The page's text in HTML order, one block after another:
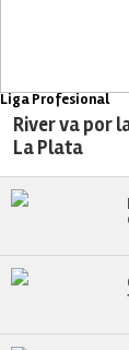
Liga Profesional
River va por
La Plata